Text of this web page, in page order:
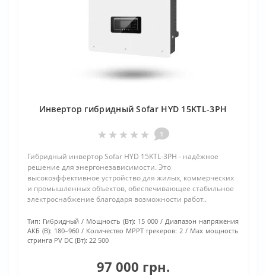
Инвертор гибридный Sofar HYD 15KTL-3PH
1
Гибридный инвертор Sofar HYD 15KTL-3PH - надёжное
решение для энергонезависимости. Это
высокоэффективное устройство для жилых, коммерческих
и промышленных объектов, обеспечивающее стабильное
электроснабжение благодаря возможности работ..
Тип: Гибридный Мощность (Вт): 15 000
Диапазон напряжения
АКБ (В): 180–960 Количество МРРТ трекеров: 2
Max мощность
стринга PV DC (Вт): 22 500
97 000 грн.